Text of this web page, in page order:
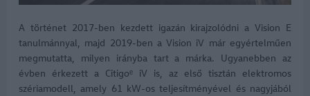
A történet 2017-ben kezdett igazán kirajzolódni a Vision E
tanulmánnyal, majd 2019-ben a Vision iV már egyértelműen
megmutatta, milyen irányba tart a márka. Ugyanebben az
évben érkezett a Citigoᵉ iV is, az első tisztán elektromos
szériamodell, amely 61 kW-os teljesítményével és nagyjából